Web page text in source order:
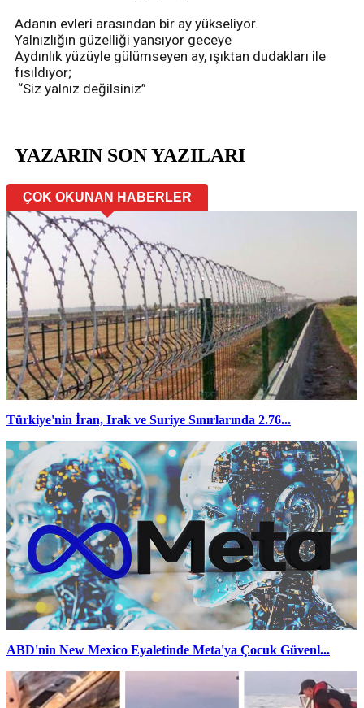
Adanın evleri arasından bir ay yükseliyor.
Yalnızlığın güzelliği yansıyor geceye
Aydınlık yüzüyle gülümseyen ay, ışıktan dudakları ile
fısıldıyor;
“Siz yalnız değilsiniz”
YAZARIN SON YAZILARI
ÇOK OKUNAN HABERLER
Türkiye'nin İran, Irak ve Suriye Sınırlarında 2.76...
ABD'nin New Mexico Eyaletinde Meta'ya Çocuk Güvenl...